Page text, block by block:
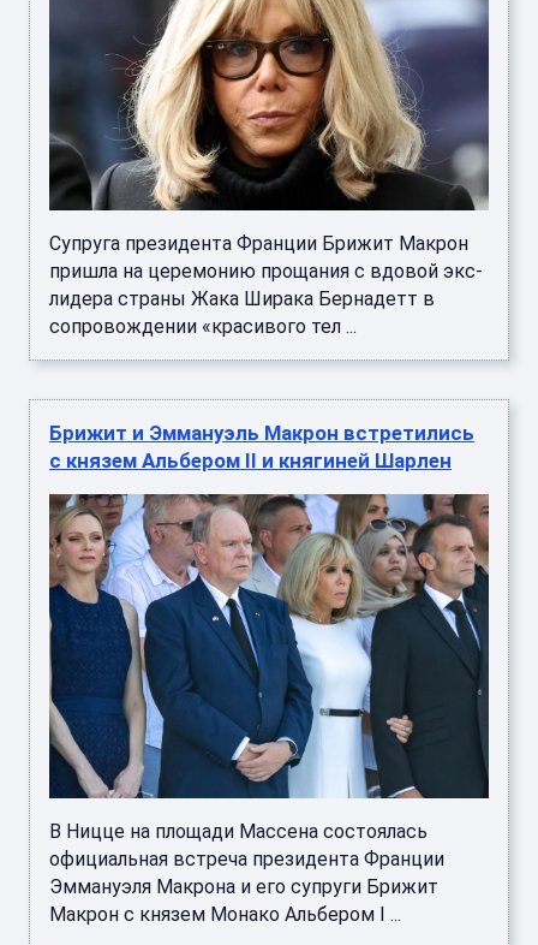
Супруга президента Франции Брижит Макрон
пришла на церемонию прощания с вдовой экс-
лидера страны Жака Ширака Бернадетт в
сопровождении «красивого тел ...
Брижит и Эммануэль Макрон встретились
с князем Альбером II и княгиней Шарлен
В Ницце на площади Массена состоялась
официальная встреча президента Франции
Эммануэля Макрона и его супруги Брижит
Макрон с князем Монако Альбером I ...